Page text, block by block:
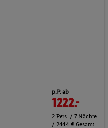
p.P. ab
1222.-
2 Pers. / 7 Nächte
/ 2444 € Gesamt